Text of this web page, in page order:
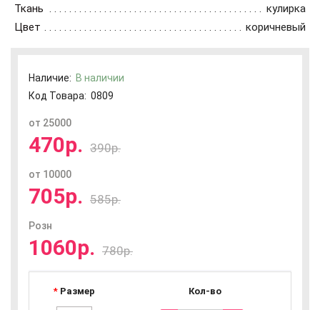
Ткань
кулирка
Цвет
коричневый
Наличие: В наличии
Код Товара: 0809
от 25000
470р. 390р.
от 10000
705р. 585р.
Розн
1060р. 780р.
Размер Кол-во